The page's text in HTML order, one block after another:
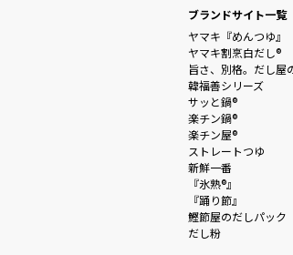
ブランドサイト一覧
ヤマキ『めんつゆ』
ヤマキ割烹白だし®
旨さ、別格。だし屋
韓福善シリーズ
サッと鍋®
楽チン鍋®
楽チン屋®
ストレートつゆ
新鮮一番
『氷熟®』
『踊り節』
鰹節屋のだしパック
だし粉